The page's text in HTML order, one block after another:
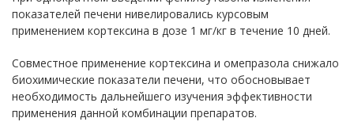
показателей печени нивелировались курсовым
применением кортексина в дозе 1 мг/кг в течение 10 дней.
Совместное применение кортексина и омепразола снижало
биохимические показатели печени, что обосновывает
необходимость дальнейшего изучения эффективности
применения данной комбинации препаратов.